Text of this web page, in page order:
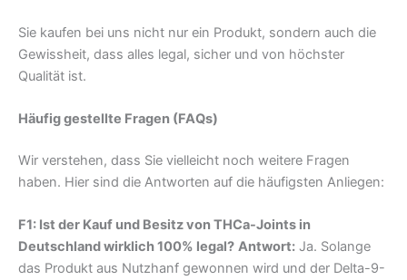
Sie kaufen bei uns nicht nur ein Produkt, sondern auch die
Gewissheit, dass alles legal, sicher und von höchster
Qualität ist.
Häufig gestellte Fragen (FAQs)
Wir verstehen, dass Sie vielleicht noch weitere Fragen
haben. Hier sind die Antworten auf die häufigsten Anliegen:
F1: Ist der Kauf und Besitz von THCa-Joints in
Deutschland wirklich 100% legal? Antwort: Ja. Solange
das Produkt aus Nutzhanf gewonnen wird und der Delta-9-